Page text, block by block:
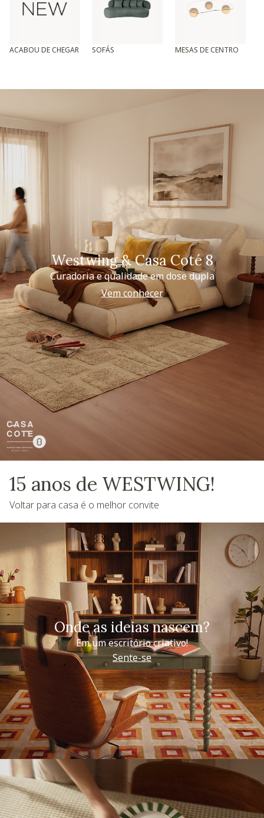
ACABOU DE CHEGAR SOFÁS MESAS DE CENTRO
Westwing & Casa Coté 8
Curadoria e qualidade em dose dupla
Vem conhecer
15 anos de WESTWING!
Voltar para casa é o melhor convite
Onde as ideias nascem?
Em um escritório criativo!
Sente-se